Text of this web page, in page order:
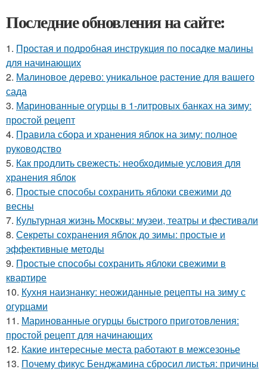
Последние обновления на сайте:
1. Простая и подробная инструкция по посадке малины
для начинающих
2. Малиновое дерево: уникальное растение для вашего
сада
3. Маринованные огурцы в 1-литровых банках на зиму:
простой рецепт
4. Правила сбора и хранения яблок на зиму: полное
руководство
5. Как продлить свежесть: необходимые условия для
хранения яблок
6. Простые способы сохранить яблоки свежими до
весны
7. Культурная жизнь Москвы: музеи, театры и фестивали
8. Секреты сохранения яблок до зимы: простые и
эффективные методы
9. Простые способы сохранить яблоки свежими в
квартире
10. Кухня наизнанку: неожиданные рецепты на зиму с
огурцами
11. Маринованные огурцы быстрого приготовления:
простой рецепт для начинающих
12. Какие интересные места работают в межсезонье
13. Почему фикус Бенджамина сбросил листья: причины